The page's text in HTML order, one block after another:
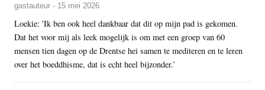
gastauteur - 15 mei 2026
Loekie: 'Ik ben ook heel dankbaar dat dit op mijn pad is gekomen.
Dat het voor mij als leek mogelijk is om met een groep van 60
mensen tien dagen op de Drentse hei samen te mediteren en te leren
over het boeddhisme, dat is echt heel bijzonder.’